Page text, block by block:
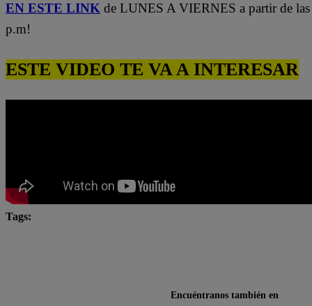
EN ESTE LINK de LUNES A VIERNES a partir de
p.m!
ESTE VIDEO TE VA A INTERESAR
Tags:
Encuéntranos también en